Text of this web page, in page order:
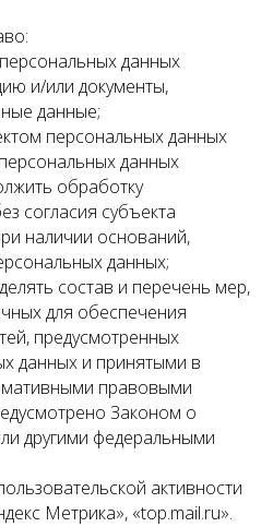
данных
и/или документы,
данные;
персональных данных
данных
обработку
согласия субъекта
наличии оснований,
данных;
состав и перечень мер,
для обеспечения
предусмотренных
данных и принятыми в
правовыми
Законом о
другими федеральными
активности
Метрика», «top.mail.ru».